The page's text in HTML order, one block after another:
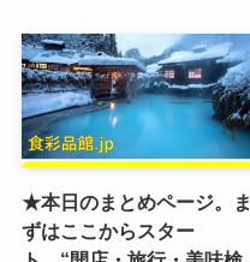
★本日のまとめページ。ま
ずはここからスター